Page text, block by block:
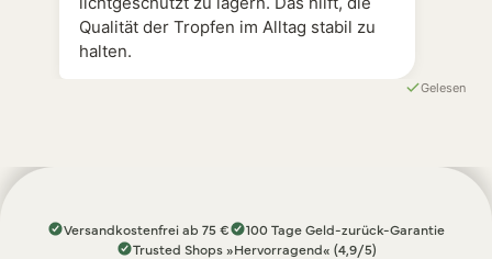
Qualität der Tropfen im Alltag stabil zu
halten.
Gelesen
Versandkostenfrei ab 75 €
100 Tage Geld-zurück-Garantie
Trusted Shops »Hervorragend« (4,9/5)